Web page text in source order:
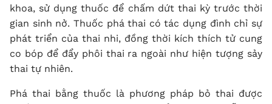
khoa, sử dụng thuốc để chấm dứt thai kỳ trước thời
gian sinh nở. Thuốc phá thai có tác dụng đình chỉ sự
phát triển của thai nhi, đồng thời kích thích tử cung
co bóp để đẩy phôi thai ra ngoài như hiện tượng sảy
thai tự nhiên.
Phá thai bằng thuốc là phương pháp bỏ thai được